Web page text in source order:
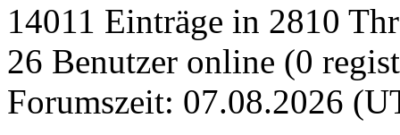
14011 Einträge in 2810
26 Benutzer online (0
Forumszeit: 07.08.2026